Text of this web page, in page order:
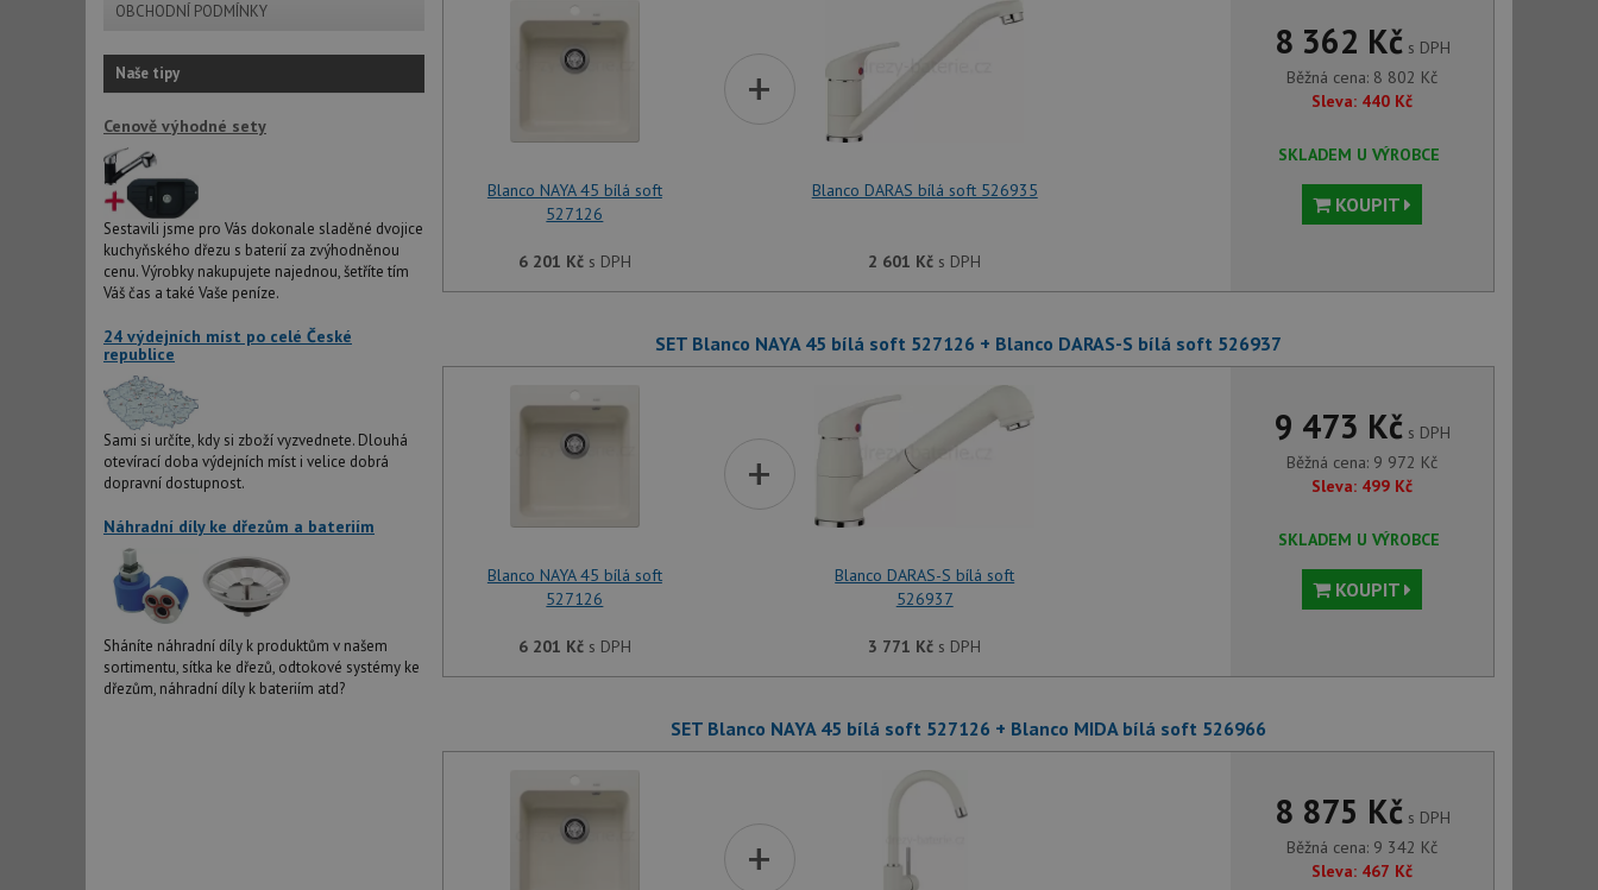
OBCHODNÍ PODMÍNKY
Naše tipy
Cenově výhodné sety
Sestavili jsme pro Vás dokonale sladěné dvojice
kuchyňského dřezu s baterií za zvýhodněnou
cenu. Výrobky nakupujete najednou, šetříte tím
Váš čas a také Vaše peníze.
24 výdejních míst po celé České
republice
Sami si určíte, kdy si zboží vyzvednete. Dlouhá
otevírací doba výdejních míst i velice dobrá
dopravní dostupnost.
Náhradní díly ke dřezům a bateriím
Sháníte náhradní díly k produktům v našem
sortimentu, sítka ke dřezů, odtokové systémy ke
dřezům, náhradní díly k bateriím atd?
Blanco NAYA 45 bílá soft
527126
6 201 Kčs DPH
+
Blanco DARAS bílá soft 526935
2 601 Kč s DPH
8 362 Kčs DPH
Běžná cena: 8 802 Kč
Sleva: 440 Kč
SKLADEM U VÝROBCE
KOUPIT
SET Blanco NAYA 45 bílá soft 527126 + Blanco DARAS-S bílá soft 526937
Blanco NAYA 45 bílá soft
527126
6 201 Kčs DPH
+
Blanco DARAS-S bílá soft
526937
3 771 Kč s DPH
9 473 Kčs DPH
Běžná cena: 9 972 Kč
Sleva: 499 Kč
SKLADEM U VÝROBCE
KOUPIT
SET Blanco NAYA 45 bílá soft 527126 + Blanco MIDA bílá soft 526966
+
8 875 Kčs DPH
Běžná cena: 9 342 Kč
Sleva: 467 Kč